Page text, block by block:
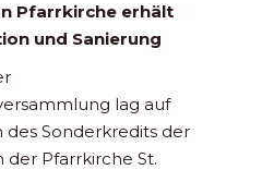
Pfarrkirche erhält
und Sanierung
lag auf
des Sonderkredits der
Pfarrkirche St.